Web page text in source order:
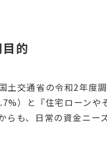
的
土交通省の令和2年度
）と『住宅ローン
らも、日常の資金ニ